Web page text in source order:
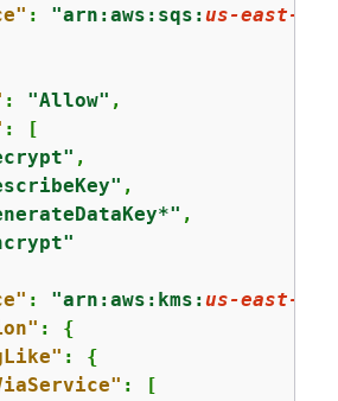
: "arn:aws:sqs:us-east-1
: "Allow" ,
: [
,
,
,
: "arn:aws:kms:us-east-1
: {
: {
: [